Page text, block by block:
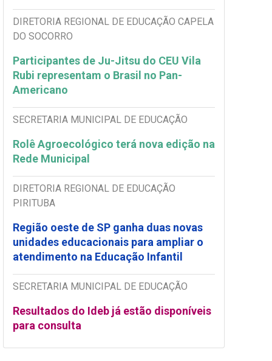
DIRETORIA REGIONAL DE EDUCAÇÃO CAPELA
DO SOCORRO
Participantes de Ju-Jitsu do CEU Vila
Rubi representam o Brasil no Pan-
Americano
SECRETARIA MUNICIPAL DE EDUCAÇÃO
Rolê Agroecológico terá nova edição na
Rede Municipal
DIRETORIA REGIONAL DE EDUCAÇÃO
PIRITUBA
Região oeste de SP ganha duas novas
unidades educacionais para ampliar o
atendimento na Educação Infantil
SECRETARIA MUNICIPAL DE EDUCAÇÃO
Resultados do Ideb já estão disponíveis
para consulta